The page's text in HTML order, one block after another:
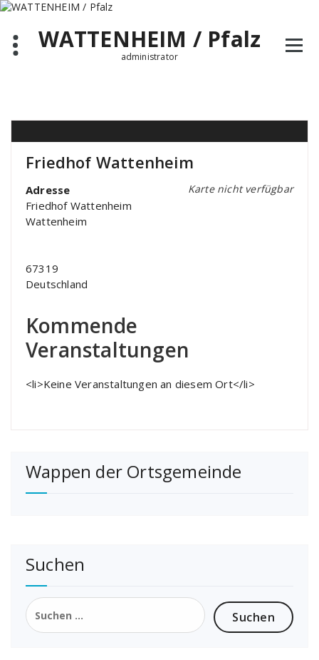
Zum
springenWATTENHEIM / Pfalz
administrator
Friedhof Wattenheim
Karte nicht verfügbar
Adresse
Friedhof Wattenheim
Wattenheim
67319
Deutschland
Kommende
Veranstaltungen
<li>Keine Veranstaltungen an diesem Ort</li>
Wappen der Ortsgemeinde
Suchen
Suchen
nach: